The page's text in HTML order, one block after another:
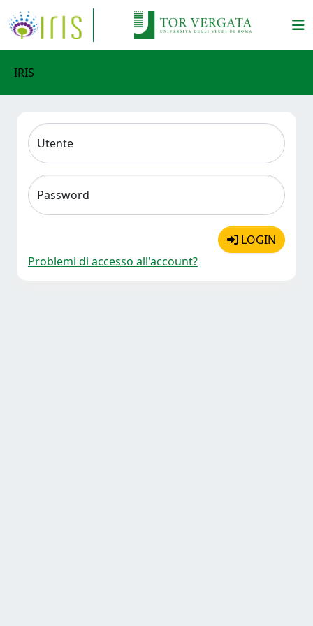
IRIS
Utente
Password
LOGIN
Problemi di accesso all'account?